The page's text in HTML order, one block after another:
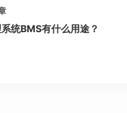
统BMS有什么用途？